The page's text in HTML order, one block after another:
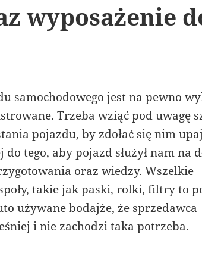
wyposażenie
samochodowego jest na pewno
Trzeba wziąć pod uwagę
pojazdu, by zdołać się nim
tego, aby pojazd służył nam na
oraz wiedzy. Wszelkie
takie jak paski, rolki, filtry to
używane bodajże, że sprzedawca
i nie zachodzi taka potrzeba.